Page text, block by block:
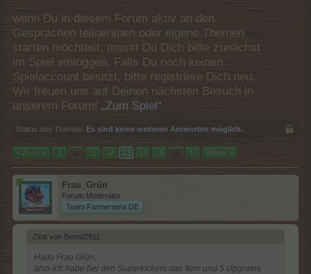
wenn Du in diesem Forum aktiv an den
Gesprächen teilnehmen oder eigene Themen
starten möchtest, musst Du Dich bitte zunächst
im Spiel einloggen. Falls Du noch keinen
Spielaccount besitzt, bitte registriere Dich neu.
Wir freuen uns auf Deinen nächsten Besuch in
unserem Forum! „Zum Spiel“
Status des Themas: Es sind keine weiteren Antworten möglich.
< Zurück 1 ← 11 12 13 14 15 → 17 Weiter >
Frau_Grün
Forum Moderator
Team Farmerama DE
Zitat von Bernd2911: ↑
Hallo Frau Grün,
also ich habe bei den Superkickers das Item und 5 Upgrates